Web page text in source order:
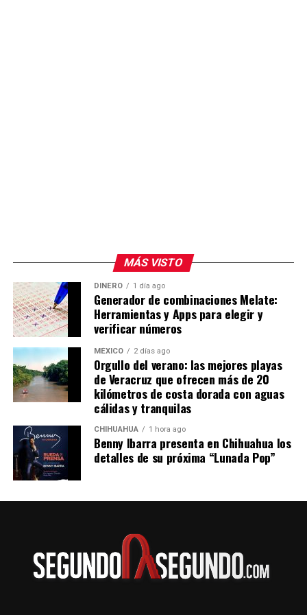
MÁS VISTO
DINERO 1 día ago
Generador de combinaciones Melate:
Herramientas y Apps para elegir y
verificar números
MÉXICO 2 días ago
Orgullo del verano: las mejores playas
de Veracruz que ofrecen más de 20
kilómetros de costa dorada con aguas
cálidas y tranquilas
CHIHUAHUA 1 hora ago
Benny Ibarra presenta en Chihuahua los
detalles de su próxima “Lunada Pop”